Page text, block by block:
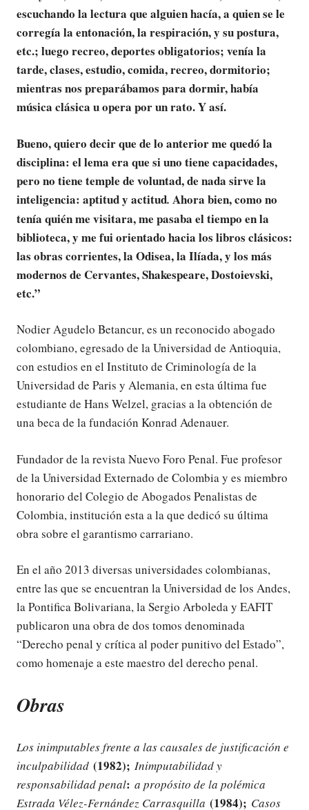
escuchando la lectura que alguien hacía, a quien se le
corregía la entonación, la respiración, y su postura,
etc.; luego recreo, deportes obligatorios; venía la
tarde, clases, estudio, comida, recreo, dormitorio;
mientras nos preparábamos para dormir, había
música clásica u opera por un rato. Yasí.
Bueno, quiero decir que de lo anterior me quedó la
disciplina: el lema era que si uno tiene capacidades,
pero no tiene temple de voluntad, de nada sirve la
inteligencia: aptitud y actitud. Ahora bien, como no
tenía quién me visitara, me pasaba el tiempo en la
biblioteca, y me fui orientado hacia los libros clásicos:
las obras corrientes, la Odisea, la Ilíada, y los más
modernos de Cervantes, Shakespeare, Dostoievski,
etc.”
Nodier Agudelo Betancur, es un reconocido abogado
colombiano, egresado de la Universidad de Antioquia,
con estudios en el Instituto de Criminología de la
Universidad de Paris y Alemania, en esta última fue
estudiante de Hans Welzel, gracias a la obtención de
una beca de la fundación Konrad Adenauer.
Fundador de la revista Nuevo Foro Penal. Fue profesor
de la Universidad Externado de Colombia y es miembro
honorario del Colegio de Abogados Penalistas de
Colombia, institución esta a la que dedicó su última
obra sobre el garantismo carrariano.
En el año 2013 diversas universidades colombianas,
entre las que se encuentran la Universidad de los Andes,
la Pontifica Bolivariana, la Sergio Arboleda y EAFIT
publicaron una obra de dos tomos denominada
“Derecho penal y crítica al poder punitivo del Estado”,
como homenaje a este maestro del derecho penal.
Obras
Los inimputables frente a las causales de justificación e
inculpabilidad (1982); Inimputabilidad y
responsabilidad penal: a propósito de la polémica
Estrada Vélez-Fernández Carrasquilla (1984); Casos